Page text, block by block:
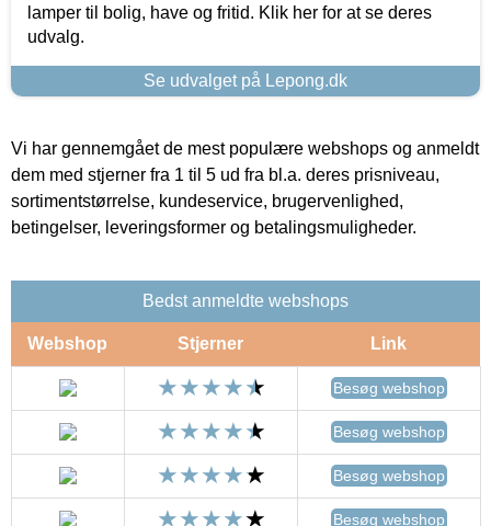
lamper til bolig, have og fritid. Klik her for at se deres
udvalg.
Se udvalget på Lepong.dk
Vi har gennemgået de mest populære webshops og anmeldt
dem med stjerner fra 1 til 5 ud fra bl.a. deres prisniveau,
sortimentstørrelse, kundeservice, brugervenlighed,
betingelser, leveringsformer og betalingsmuligheder.
Bedst anmeldte webshops
Webshop Stjerner Link
Besøg webshop
Besøg webshop
Besøg webshop
Besøg webshop